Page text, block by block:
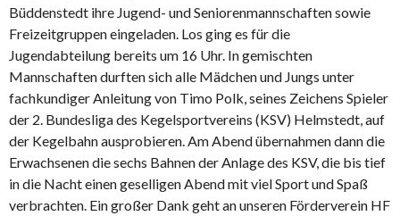
Büddenstedt ihre Jugend- und Seniorenmannschaften sowie
Freizeitgruppen eingeladen. Los ging es für die
Jugendabteilung bereits um 16 Uhr. In gemischten
Mannschaften durften sich alle Mädchen und Jungs unter
fachkundiger Anleitung von Timo Polk, seines Zeichens Spieler
der 2. Bundesliga des Kegelsportvereins (KSV) Helmstedt, auf
der Kegelbahn ausprobieren. Am Abend übernahmen dann die
Erwachsenen die sechs Bahnen der Anlage des KSV, die bis tief
in die Nacht einen geselligen Abend mit viel Sport und Spaß
verbrachten. Ein großer Dank geht an unseren Förderverein HF